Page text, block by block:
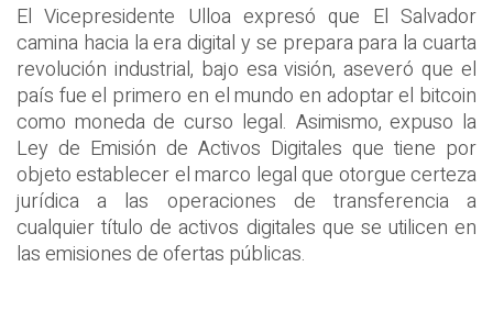
El Vicepresidente Ulloa expresó que El Salvador
camina hacia la era digital y se prepara para la cuarta
revolución industrial, bajo esa visión, aseveró que el
país fue el primero en el mundo en adoptar el bitcoin
como moneda de curso legal. Asimismo, expuso la
Ley de Emisión de Activos Digitales que tiene por
objeto establecer el marco legal que otorgue certeza
jurídica a las operaciones de transferencia a
cualquier título de activos digitales que se utilicen en
las emisiones de ofertas públicas.